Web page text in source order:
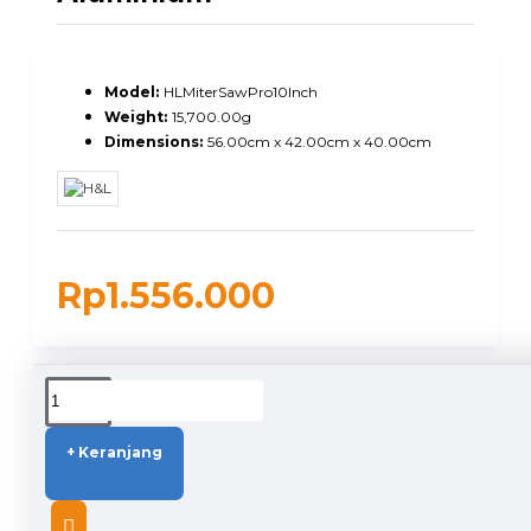
Rp1.556.000
Model: HLMiterSawPro10Inch
Weight: 15,700.00g
Dimensions: 56.00cm x 42.00cm x 40.00cm
+ Keranjang
DUKUNGAN PENGIRIMAN